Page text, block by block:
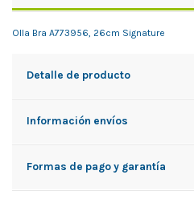
Olla Bra A773956, 26cm Signature
Detalle de producto
Información envíos
Formas de pago y garantía